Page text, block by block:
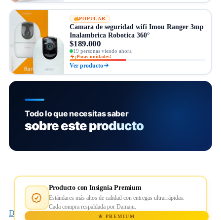
POPULAR
Camara de seguridad wifi Imou Ranger 3mp
Inalambrica Robotica 360°
$189.000
19 personas viendo ahora
¡Pocas unidades!
Ver producto
Todo lo que necesitas saber
sobre este producto
Producto con Insignia Premium
Estándares más altos de calidad con entregas ultrarrápidas.
Cada compra respaldada por Damaju.
★ PREMIUM
Descripción